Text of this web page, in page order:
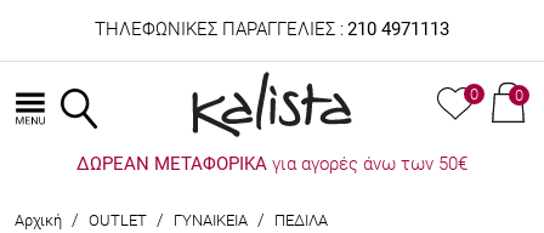
ΤΗΛΕΦΩΝΙΚΕΣ ΠΑΡΑΓΓΕΛΙΕΣ : 210 4971113
0 0
ΔΩΡΕΑΝ ΜΕΤΑΦΟΡΙΚΑ για αγορές άνω των 50€
Αρχική / OUTLET / ΓΥΝΑΙΚΕΙΑ / ΠΕΔΙΛΑ